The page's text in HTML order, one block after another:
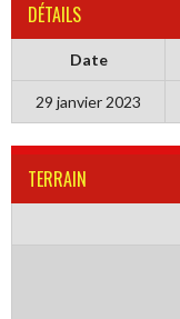
DÉTAILS
Date
29 janvier 2023
TERRAIN